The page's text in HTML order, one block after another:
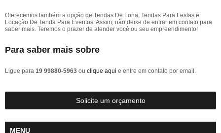
Oferecemos também a opção de Tendas De Lona, Tendas Para Festas e
Locação De Tenda Para Eventos. Assim, não deixe de entrar em contato para
saber mais. Teremos o prazer de atender você ou seu empreendimento!
Para saber mais sobre
Ligue para 19 99880-5963 ou clique aqui e entre em contato por email.
Solicite um orçamento
MENU